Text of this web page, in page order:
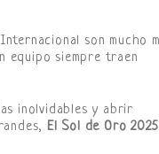
son mucho
equipo siempre traen
inolvidables y abrir
El Sol de Oro 2025